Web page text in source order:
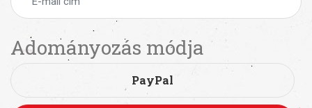
Adományozás módja
PayPal